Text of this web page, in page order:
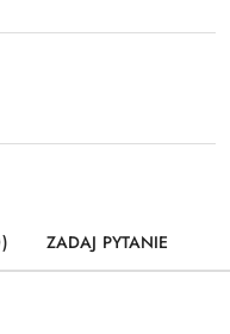
ZADAJ PYTANIE